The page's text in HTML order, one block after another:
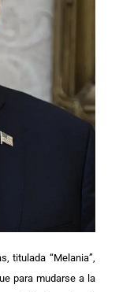
titulada “Melania”,
para mudarse a la